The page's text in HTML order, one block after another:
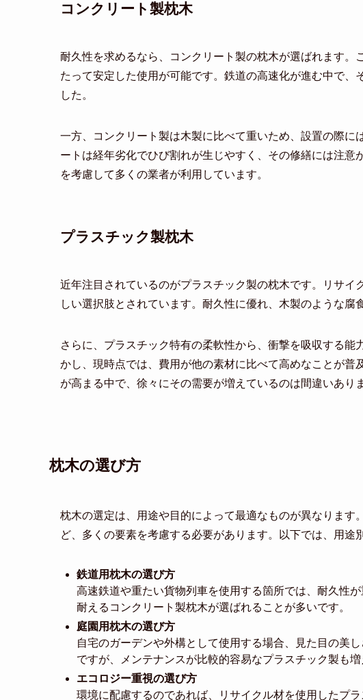
コンクリート製枕木
耐久性を求めるなら、コンクリート製の枕木が選ばれます
たって安定した使用が可能です。鉄道の高速化が進む中で、
した。
一方、コンクリート製は木製に比べて重いため、設置の際に
ートは経年劣化でひび割れが生じやすく、その修繕には注意
を考慮して多くの業者が利用しています。
プラスチック製枕木
近年注目されているのがプラスチック製の枕木です。リサ
しい選択肢とされています。耐久性に優れ、木製のような腐
さらに、プラスチック特有の柔軟性から、衝撃を吸収する
かし、現時点では、費用が他の素材に比べて高めなことが
が高まる中で、徐々にその需要が増えているのは間違いあり
枕木の選び方
枕木の選定は、用途や目的によって最適なものが異なります
ど、多くの要素を考慮する必要があります。以下では、用途
鉄道用枕木の選び方
高速鉄道や重たい貨物列車を使用する箇所では、耐久性
耐えるコンクリート製枕木が選ばれることが多いです。
庭園用枕木の選び方
自宅のガーデンや外構として使用する場合、見た目の美
ですが、メンテナンスが比較的容易なプラスチック製も増
エコロジー重視の選び方
環境に配慮するのであれば、リサイクル材を使用したプ